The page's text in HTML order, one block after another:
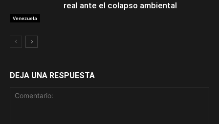
Venezuela
real ante el colapso ambiental
DEJA UNA RESPUESTA